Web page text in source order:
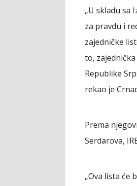
„U skladu sa
za pravdu i
zajedničke
to,
Republike
rekao je
Prema
Serdarova,
„Ova lista će